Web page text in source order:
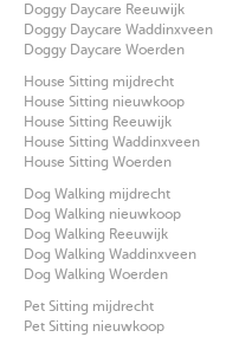
Doggy Daycare Reeuwijk
Doggy Daycare Waddinxveen
Doggy Daycare Woerden
House Sitting mijdrecht
House Sitting nieuwkoop
House Sitting Reeuwijk
House Sitting Waddinxveen
House Sitting Woerden
Dog Walking mijdrecht
Dog Walking nieuwkoop
Dog Walking Reeuwijk
Dog Walking Waddinxveen
Dog Walking Woerden
Pet Sitting mijdrecht
Pet Sitting nieuwkoop